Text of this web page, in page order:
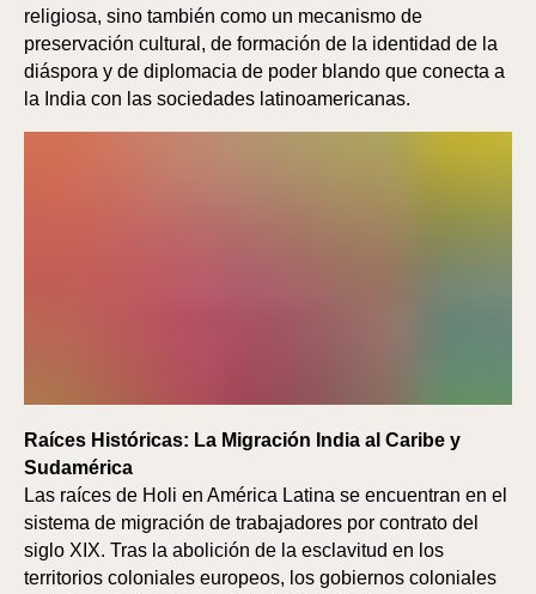
religiosa, sino también como un mecanismo de
preservación cultural, de formación de la identidad de la
diáspora y de diplomacia de poder blando que conecta a
la India con las sociedades latinoamericanas.
Raíces Históricas: La Migración India al Caribe y
Sudamérica
Las raíces de Holi en América Latina se encuentran en el
sistema de migración de trabajadores por contrato del
siglo XIX. Tras la abolición de la esclavitud en los
territorios coloniales europeos, los gobiernos coloniales